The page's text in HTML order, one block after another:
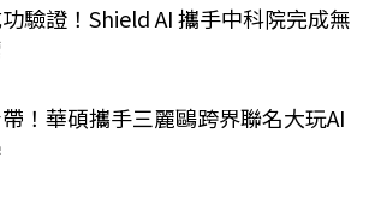
驗證！Shield AI 攜手中科院完成無
！華碩攜手三麗鷗跨界聯名大玩AI